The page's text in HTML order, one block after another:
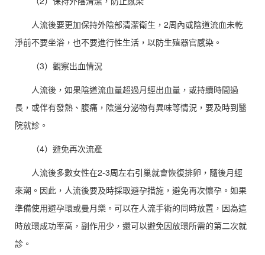
人流後要更加保持外陰部清潔衛生，2周內或陰道流血未乾
淨前不要坐浴，也不要進行性生活，以防生殖器官感染。
（3）觀察出血情況
人流後，如果陰道流血量超過月經出血量，或持續時間過
長，或伴有發熱、腹痛，陰道分泌物有異味等情況，要及時到醫
院就診。
（4）避免再次流產
人流後多數女性在2-3周左右引巢就會恢復排卵，隨後月經
來潮。因此，人流後要及時採取避孕措施，避免再次懷孕。如果
準備使用避孕環或曼月樂。可以在人流手術的同時放置，因為這
時放環成功率高，副作用少，還可以避免因放環所需的第二次就
診。